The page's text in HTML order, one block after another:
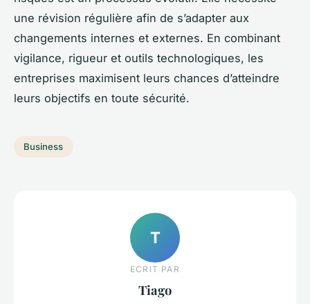
une révision régulière afin de s’adapter aux
changements internes et externes. En combinant
vigilance, rigueur et outils technologiques, les
entreprises maximisent leurs chances d’atteindre
leurs objectifs en toute sécurité.
Business
T
ECRIT PAR
Tiago